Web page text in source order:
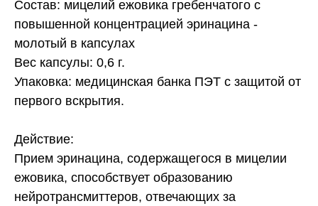
Состав: мицелий ежовика гребенчатого с
повышенной концентрацией эринацина -
молотый в капсулах
Вес капсулы: 0,6 г.
Упаковка: медицинская банка ПЭТ с защитой от
первого вскрытия.
Действие:
Прием эринацина, содержащегося в мицелии
ежовика, способствует образованию
нейротрансмиттеров, отвечающих за